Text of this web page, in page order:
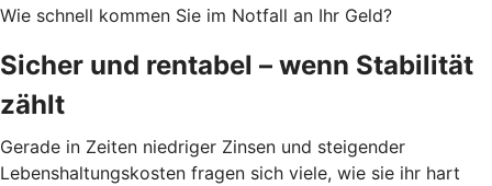
Wie schnell kommen Sie im Notfall an Ihr Geld?
Sicher und rentabel – wenn Stabilität
zählt
Gerade in Zeiten niedriger Zinsen und steigender
Lebenshaltungskosten fragen sich viele, wie sie ihr hart